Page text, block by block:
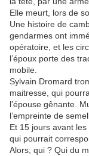
Elle meurt, lors de
Une histoire de
gendarmes ont
opératoire, et les
l’époux porte des
mobile.
Sylvain Dromard
maitresse, qui
l’épouse gênante.
l’empreinte de
Et 15 jours avant
qui pourrait
Alors, qui ? Qui du